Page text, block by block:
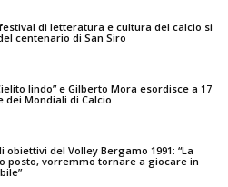
di letteratura e cultura del calcio si
centenario di San Siro
lindo” e Gilberto Mora esordisce a 17
dei Mondiali di Calcio
obiettivi del Volley Bergamo 1991: “La
posto, vorremmo tornare a giocare in